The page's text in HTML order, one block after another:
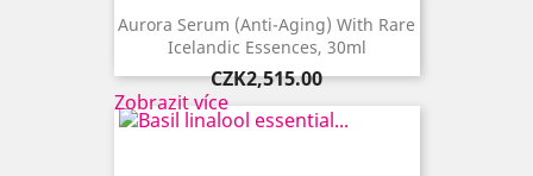
Aurora Serum (anti-Aging) With Rare
Icelandic Essences, 30ml
Price
CZK2,515.00
Zobrazit více